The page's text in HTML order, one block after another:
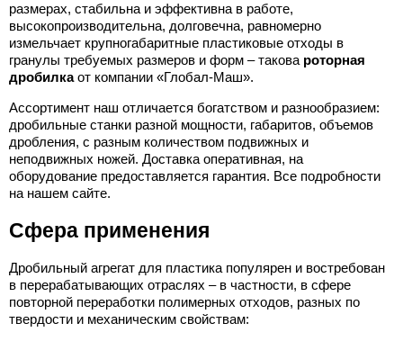
размерах, стабильна и эффективна в работе,
высокопроизводительна, долговечна, равномерно
измельчает крупногабаритные пластиковые отходы в
гранулы требуемых размеров и форм – такова роторная
дробилкаот компании «Глобал-Маш».
Ассортимент наш отличается богатством и разнообразием:
дробильные станки разной мощности, габаритов, объемов
дробления, с разным количеством подвижных и
неподвижных ножей. Доставка оперативная, на
оборудование предоставляется гарантия. Все подробности
на нашем сайте.
Сфера применения
Дробильный агрегат для пластика популярен и востребован
в перерабатывающих отраслях – в частности, в сфере
повторной переработки полимерных отходов, разных по
твердости и механическим свойствам: